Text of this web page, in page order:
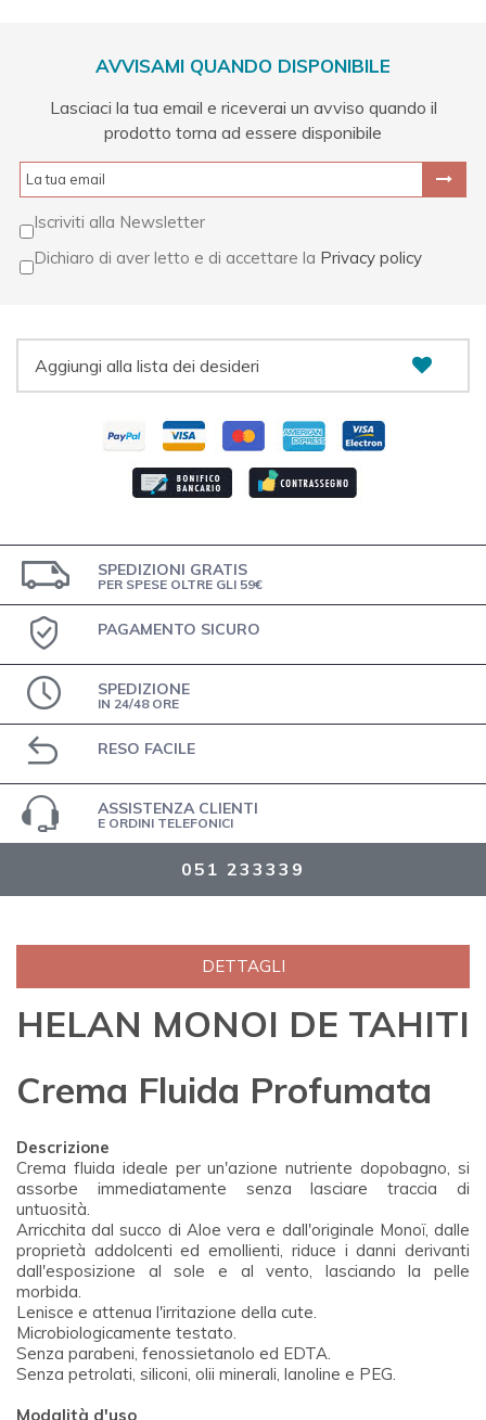
AVVISAMI QUANDO DISPONIBILE
Lasciaci la tua email e riceverai un avviso quando il
prodotto torna ad essere disponibile
Iscriviti alla Newsletter
Dichiaro di aver letto e di accettare la Privacy policy
Aggiungi alla lista dei desideri
SPEDIZIONI GRATIS
PER SPESE OLTRE GLI 59€
PAGAMENTO SICURO
SPEDIZIONE
IN 24/48 ORE
RESO FACILE
ASSISTENZA CLIENTI
E ORDINI TELEFONICI
051 233339
DETTAGLI
HELAN MONOI DE TAHITI
Crema Fluida Profumata
Descrizione
Crema fluida ideale per un'azione nutriente dopobagno, si
assorbe immediatamente senza lasciare traccia di
untuosità.
Arricchita dal succo di Aloe vera e dall'originale Monoï, dalle
proprietà addolcenti ed emollienti, riduce i danni derivanti
dall'esposizione al sole e al vento, lasciando la pelle
morbida.
Lenisce e attenua l'irritazione della cute.
Microbiologicamente testato.
Senza parabeni, fenossietanolo ed EDTA.
Senza petrolati, siliconi, olii minerali, lanoline e PEG.
Modalità d'uso